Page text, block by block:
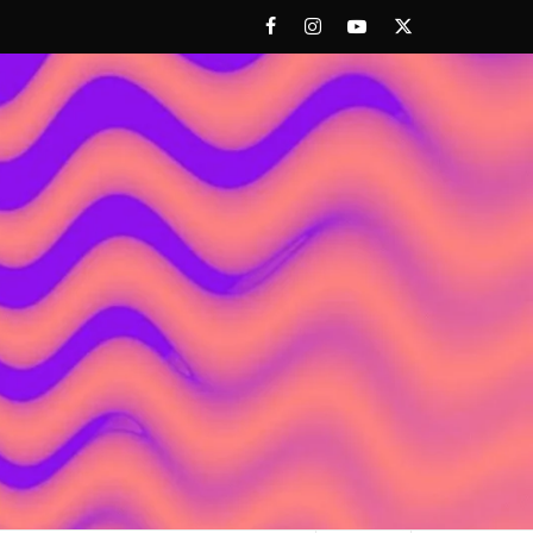
FacebookInstagramYoutubeTwitter